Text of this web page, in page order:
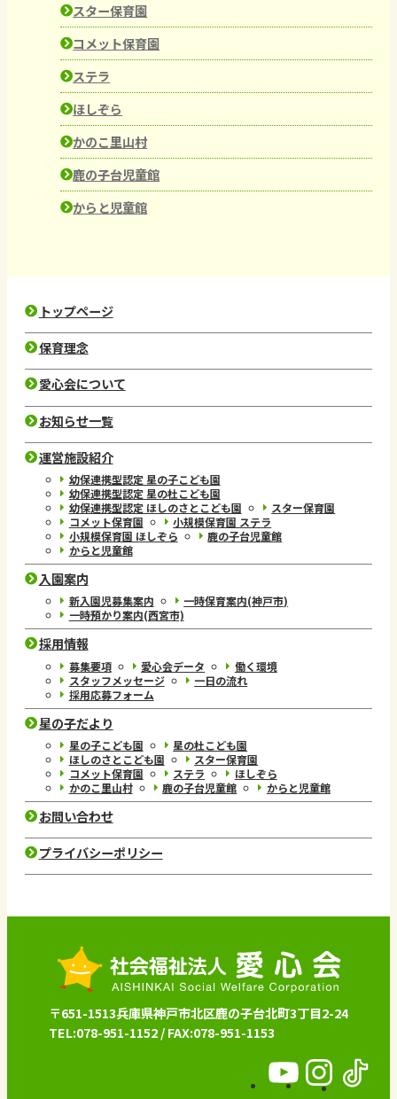
スター保育園
コメット保育園
ステラ
ほしぞら
かのこ里山村
鹿の子台児童館
からと児童館
トップページ
保育理念
愛心会について
お知らせ一覧
運営施設紹介
幼保連携型認定 星の子こども園
幼保連携型認定 星の杜こども園
幼保連携型認定 ほしのさとこども園
スター保育園
コメット保育園
小規模保育園 ステラ
小規模保育園 ほしぞら
鹿の子台児童館
からと児童館
入園案内
新入園児募集案内
一時保育案内(神戸市)
一時預かり案内(西宮市)
採用情報
募集要項 愛心会データ
働く環境
スタッフメッセージ
一日の流れ
採用応募フォーム
星の子だより
星の子こども園
星の杜こども園
ほしのさとこども園
スター保育園
コメット保育園
ステラ
ほしぞら
かのこ里山村
鹿の子台児童館 からと児童館
お問い合わせ
プライバシーポリシー
〒651-1513兵庫県神戸市北区鹿の子台北町3丁目2-24
TEL:078-951-1152 / FAX:078-951-1153
愛
愛
愛